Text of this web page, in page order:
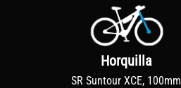
Horquilla
SR Suntour XCE, 100mm